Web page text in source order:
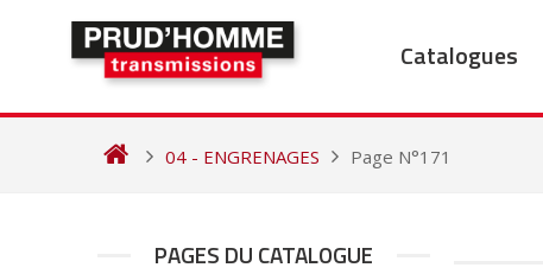
Catalogues
04 - ENGRENAGES Page N°171
PAGES DU CATALOGUE